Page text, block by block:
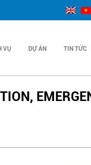
VỤ DỰ ÁN TIN TỨC